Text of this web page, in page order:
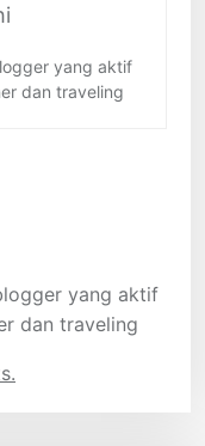
yang aktif
dan traveling
yang aktif
dan traveling